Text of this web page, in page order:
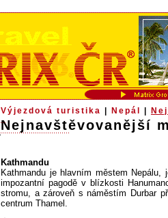
Výjezdová turistika Nepál
Nejnavštěvovanější
Kathmandu
Kathmandu je hlavním městem Nepálu,
impozantní pagodě v blízkosti
stromu, a zároveň s náměstím Durbar
centrum Thamel.